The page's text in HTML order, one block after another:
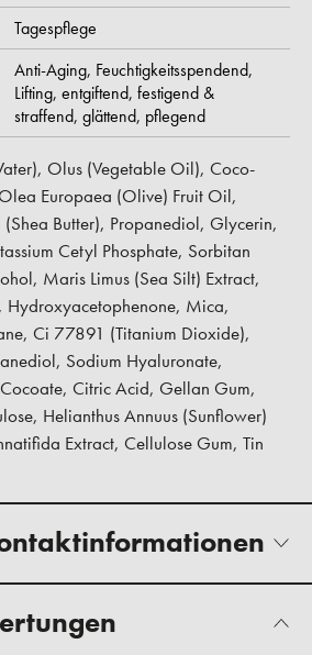
Tagespflege
Anti-Aging, Feuchtigkeitsspendend,
Lifting, entgiftend, festigend &
straffend, glättend, pflegend
Olus (Vegetable Oil), Coco-
Europaea (Olive) Fruit Oil,
(Shea Butter), Propanediol, Glycerin,
Cetyl Phosphate, Sorbitan
Maris Limus (Sea Silt) Extract,
Hydroxyacetophenone, Mica,
Ci 77891 (Titanium Dioxide),
Sodium Hyaluronate,
Citric Acid, Gellan Gum,
Helianthus Annuus (Sunflower)
Extract, Cellulose Gum, Tin